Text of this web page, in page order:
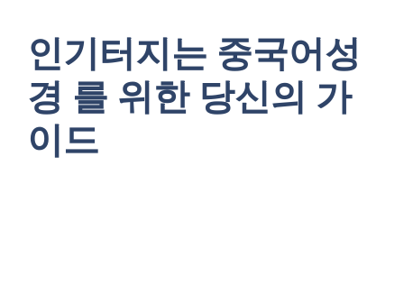
인기터지는 중국어성
경 를 위한 당신의 가
이드